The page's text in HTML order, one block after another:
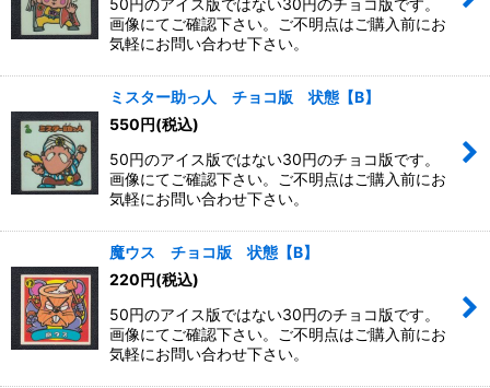
50円のアイス版ではない30円のチョコ版です。
画像にてご確認下さい。ご不明点はご購入前にお
気軽にお問い合わせ下さい。
ミスター助っ人 チョコ版 状態【B】
550円(税込)
50円のアイス版ではない30円のチョコ版です。
画像にてご確認下さい。ご不明点はご購入前にお
気軽にお問い合わせ下さい。
魔ウス チョコ版 状態【B】
220円(税込)
50円のアイス版ではない30円のチョコ版です。
画像にてご確認下さい。ご不明点はご購入前にお
気軽にお問い合わせ下さい。